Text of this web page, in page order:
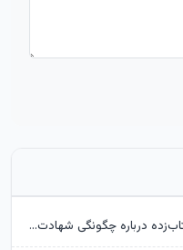
خانواده شهید لاریجانی: از اظهارات شتاب‌زده درباره چگونگی شهادت اجتناب کنید